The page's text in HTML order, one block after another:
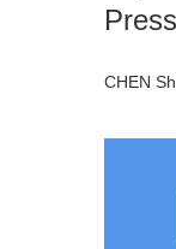
CHEN